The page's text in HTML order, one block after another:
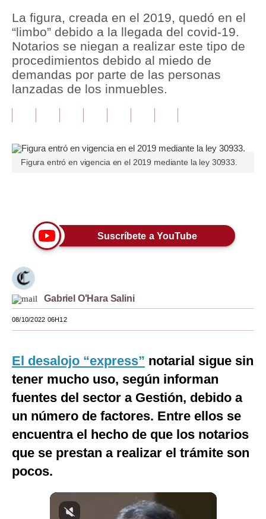
Finanzas Personales
Inmobiliarias
Plus G
Pregunta de hoy
Lujo
Viajes
Moda
Estilos
Mundo
México
Internacional
Tecnología
Club del Suscriptor
G de Gestión
La figura, creada en el 2019, quedó en el
“limbo” debido a la llegada del covid-19.
Notarios se niegan a realizar este tipo de
procedimientos debido al miedo de
demandas por parte de las personas
lanzadas de los inmuebles.
Figura entró en vigencia en el 2019 mediante la ley 30933.
Suscríbete a YouTube
Gabriel O'Hara Salini
08/10/2022 06H12
El desalojo “express” notarial sigue sin
tener mucho uso, según informan
fuentes del sector a Gestión, debido a
un número de factores. Entre ellos se
encuentra el hecho de que los notarios
que se prestan a realizar el trámite son
pocos.